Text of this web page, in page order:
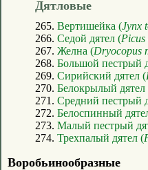
Дятловые
265. Вертишейка (Jynx
266. Седой дятел (Picus
267. Желна (Dryocopus
268. Большой пестрый
269. Сирийский дятел (
270. Белокрылый дятел
271. Средний пестрый
272. Белоспинный
273. Малый пестрый
274. Трехпалый дятел (
Воробьинообразные